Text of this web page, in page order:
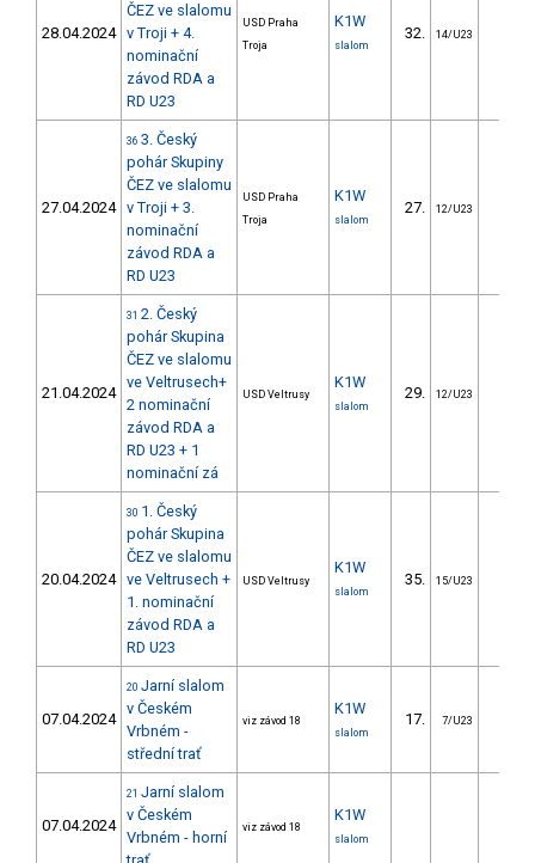
28.04.2024
ČEZ ve slalomu
v Troji + 4.
nominační
závod RDA a
RD U23
USD Praha
Troja
K1W
slalom
32. 14/U23
27.04.2024
36 3. Český
pohár Skupiny
ČEZ ve slalomu
v Troji + 3.
nominační
závod RDA a
RD U23
USD Praha
Troja
K1W
slalom
27. 12/U23
21.04.2024
31 2. Český
pohár Skupina
ČEZ ve slalomu
ve Veltrusech+
2 nominační
závod RDA a
RD U23 + 1
nominační zá
USD Veltrusy
K1W
slalom
29. 12/U23
20.04.2024
30 1. Český
pohár Skupina
ČEZ ve slalomu
ve Veltrusech +
1. nominační
závod RDA a
RD U23
USD Veltrusy
K1W
slalom
35. 15/U23
07.04.2024
20 Jarní slalom
v Českém
Vrbném -
střední trať
viz závod 18
K1W
slalom
17. 7/U23
07.04.2024
21 Jarní slalom
v Českém
Vrbném - horní
viz závod 18
K1W
slalom